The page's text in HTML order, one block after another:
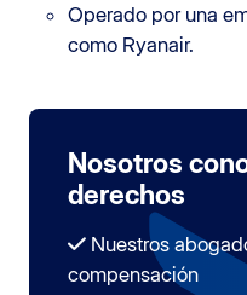
Operado por una
como Ryanair.
Nosotros
derechos
Nuestros
compensación